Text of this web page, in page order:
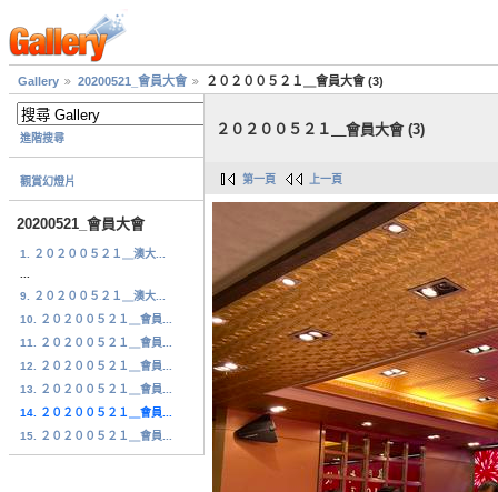
Gallery 20200521_會員大會 ２０２００５２１＿會員大會 (3)
進階搜尋
觀賞幻燈片
20200521_會員大會
1. ２０２００５２１＿澳大...
9. ２０２００５２１＿澳大...
10. ２０２００５２１＿會員...
11. ２０２００５２１＿會員...
12. ２０２００５２１＿會員...
13. ２０２００５２１＿會員...
14. ２０２００５２１＿會員...
15. ２０２００５２１＿會員...
２０２００５２１＿會員大會 (3)
第一頁 上一頁